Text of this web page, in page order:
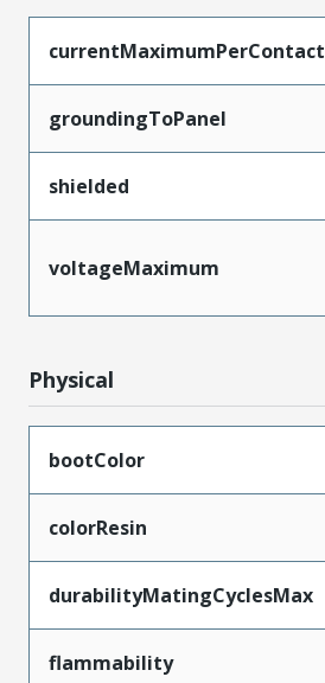
currentMaximumPerContact
groundingToPanel
shielded
voltageMaximum
Physical
bootColor
colorResin
durabilityMatingCyclesMax
flammability